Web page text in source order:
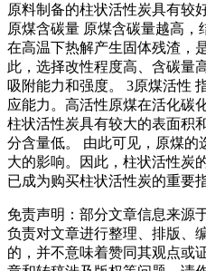
原料制备的柱状活性炭具有较
原煤含碳量 原煤含碳量越高
在高温下热解产生固体残渣，
此，选择改性程度高、含碳量
吸附能力和强度。 3原煤活性
应能力。高活性原煤在活化碳
柱状活性炭具有较大的表面积
分含量低。 由此可见，原煤的
大的影响。因此，柱状活性炭
已成为购买柱状活性炭的重要指
免责声明：部分文章信息来源
负责对文章进行整理、排版、
的，并不意味着赞同其观点或